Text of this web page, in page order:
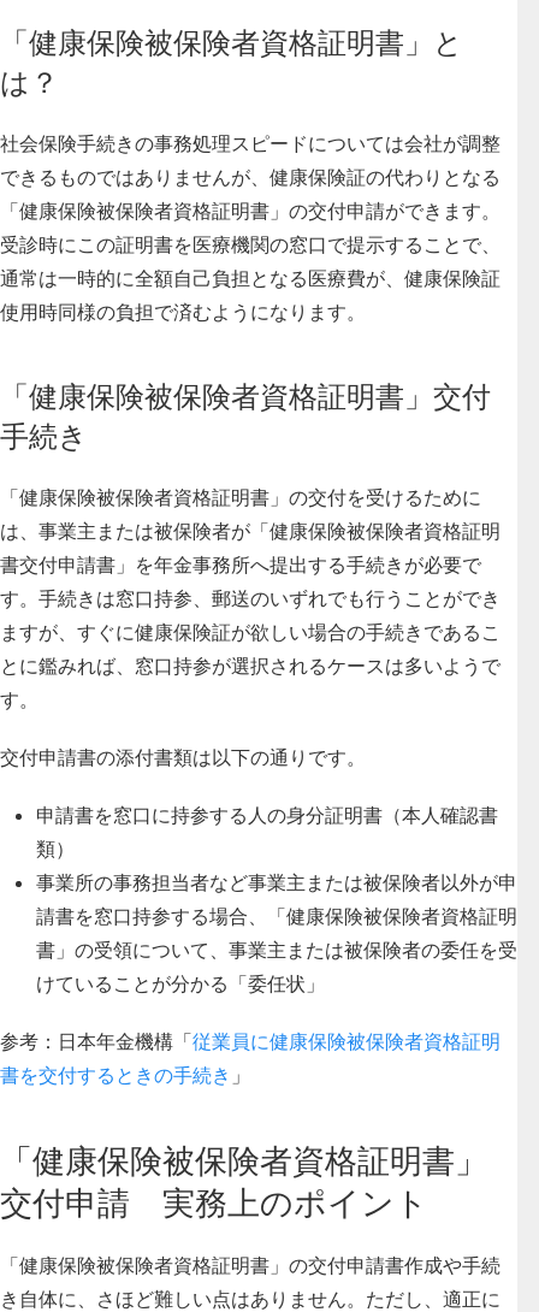
「健康保険被保険者資格証明書」と
は？
社会保険手続きの事務処理スピードについては会社が調整
できるものではありませんが、健康保険証の代わりとなる
「健康保険被保険者資格証明書」の交付申請ができます。
受診時にこの証明書を医療機関の窓口で提示することで、
通常は一時的に全額自己負担となる医療費が、健康保険証
使用時同様の負担で済むようになります。
「健康保険被保険者資格証明書」交付
手続き
「健康保険被保険者資格証明書」の交付を受けるために
は、事業主または被保険者が「健康保険被保険者資格証明
書交付申請書」を年金事務所へ提出する手続きが必要で
す。手続きは窓口持参、郵送のいずれでも行うことができ
ますが、すぐに健康保険証が欲しい場合の手続きであるこ
とに鑑みれば、窓口持参が選択されるケースは多いようで
す。
交付申請書の添付書類は以下の通りです。
申請書を窓口に持参する人の身分証明書（本人確認書
類）
事業所の事務担当者など事業主または被保険者以外が申
請書を窓口持参する場合、「健康保険被保険者資格証明
書」の受領について、事業主または被保険者の委任を受
けていることが分かる「委任状」
参考：日本年金機構「従業員に健康保険被保険者資格証明
書を交付するときの手続き 」
「健康保険被保険者資格証明書」
交付申請 実務上のポイント
「健康保険被保険者資格証明書」の交付申請書作成や手続
き自体に、さほど難しい点はありません。ただし、 適正に